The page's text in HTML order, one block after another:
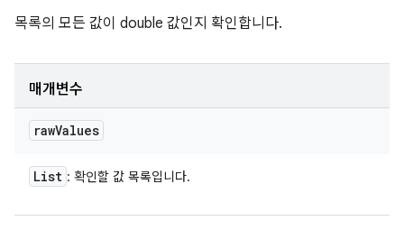
목록의 모든 값이 double 값인지 확인합니다.
매개변수
rawValues
List : 확인할 값 목록입니다.